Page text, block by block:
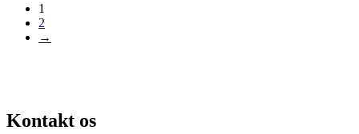
1
2
→
Kontakt os